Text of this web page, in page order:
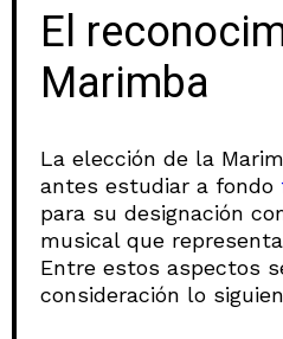
El
Marimba
La elección de la
antes estudiar a fondo
para su designación
musical que
Entre estos aspectos
consideración lo